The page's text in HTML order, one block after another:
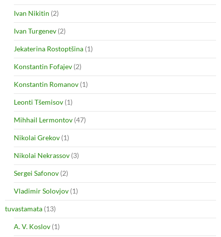
Ivan Nikitin (2)
Ivan Turgenev (2)
Jekaterina Rostoptšina (1)
Konstantin Fofajev (2)
Konstantin Romanov (1)
Leonti Tšemisov (1)
Mihhail Lermontov (47)
Nikolai Grekov (1)
Nikolai Nekrassov (3)
Sergei Safonov (2)
Vladimir Solovjov (1)
tuvastamata (13)
A. V. Koslov (1)